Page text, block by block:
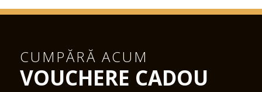
CUMPĂRĂ ACUM
VOUCHERE CADOU